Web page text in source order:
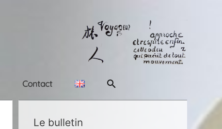
Contact Rechercher
Le bulletin